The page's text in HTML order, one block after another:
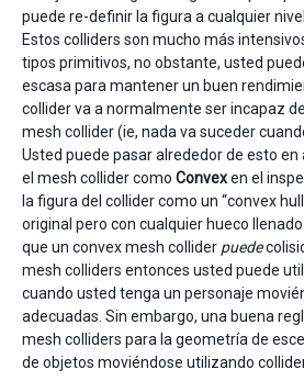
puede re-definir la figura a cualquier
Estos colliders son mucho más
tipos primitivos, no obstante, usted
escasa para mantener un buen
collider va a normalmente ser incapaz
mesh collider (ie, nada va suceder
Usted puede pasar alrededor de esto
el mesh collider como Convexen el
la figura del collider como un “convex
original pero con cualquier hueco
que un convex mesh collider puede
mesh colliders entonces usted puede
cuando usted tenga un personaje
adecuadas. Sin embargo, una buena
mesh colliders para la geometría de
de objetos moviéndose utilizando